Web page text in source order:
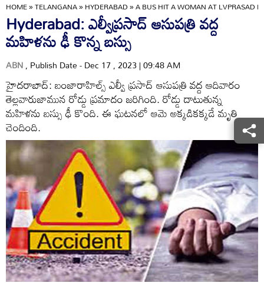
HOME»TELANGANA»HYDERABAD»A BUS HIT A WOMAN AT LVPRASAD
Hyderabad: ఎల్వీప్రసాద్ ఆసుపత్రి వద్ద
మహిళను ఢీ కొన్న బస్సు
ABN, Publish Date - Dec 17 , 2023 | 09:48 AM
హైదరాబాద్: బంజారాహిల్స్ ఎల్వీ ప్రసాద్ ఆసుపత్రి వద్ద ఆదివారం
తెల్లవారుజామున రోడ్డు ప్రమాదం జరిగింది. రోడ్డు దాటుతున్న
మహిళను బస్సు ఢీ కొంది. ఈ ఘటనలో ఆమె అక్కడికక్కడే మృతి
చెందింది.